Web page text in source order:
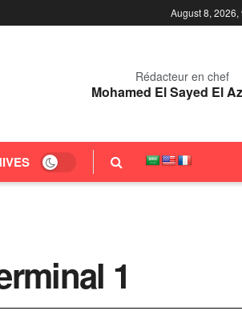
August 8, 2026,
Rédacteur en chef
Mohamed El Sayed El
1